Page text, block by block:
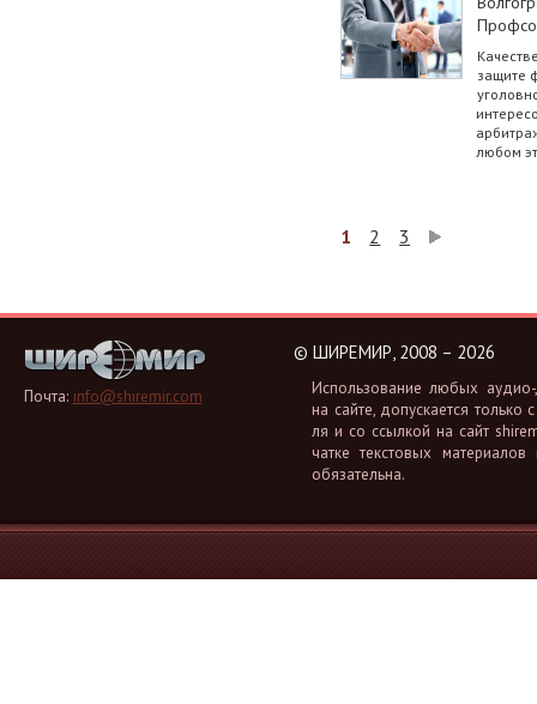
защите
любом
1 2 3
Почта: info@shiremir.com
© ШИРЕМИР, 2008 – 2026
Ис­поль­зо­ва­ние любых
на сайте, до­пус­ка­ет­ся
ля и со ссыл­кой на сайт
чат­ке тек­сто­вых
обя­за­тель­на.